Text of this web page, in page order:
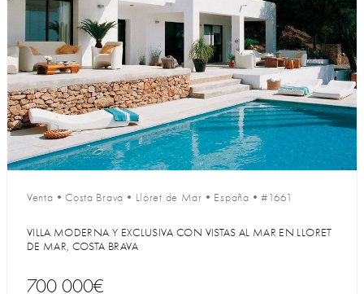
Venta •Costa Brava • Lloret de Mar • España •#1661
VILLA MODERNA Y EXCLUSIVA CON VISTAS AL MAR EN LLORET
DE MAR, COSTA BRAVA
700 000€